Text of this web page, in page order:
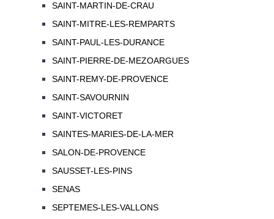
SAINT-MARTIN-DE-CRAU
SAINT-MITRE-LES-REMPARTS
SAINT-PAUL-LES-DURANCE
SAINT-PIERRE-DE-MEZOARGUES
SAINT-REMY-DE-PROVENCE
SAINT-SAVOURNIN
SAINT-VICTORET
SAINTES-MARIES-DE-LA-MER
SALON-DE-PROVENCE
SAUSSET-LES-PINS
SENAS
SEPTEMES-LES-VALLONS